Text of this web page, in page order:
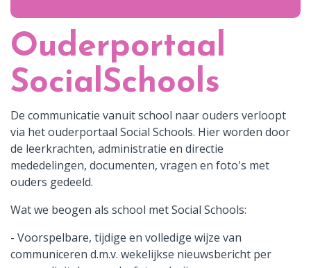
Ouderportaal
SocialSchools
De communicatie vanuit school naar ouders verloopt
via het ouderportaal Social Schools. Hier worden door
de leerkrachten, administratie en directie
mededelingen, documenten, vragen en foto's met
ouders gedeeld.
Wat we beogen als school met Social Schools:
- Voorspelbare, tijdige en volledige wijze van
communiceren d.m.v. wekelijkse nieuwsbericht per